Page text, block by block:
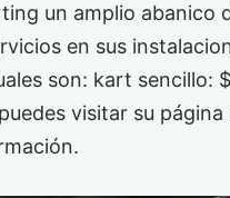
un amplio abanico
en sus
son: kart sencillo:
visitar su página